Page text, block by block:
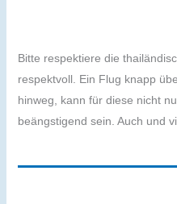
Bitte respektiere die
respektvoll. Ein Flug knapp
hinweg, kann für diese nicht
beängstigend sein. Auch und